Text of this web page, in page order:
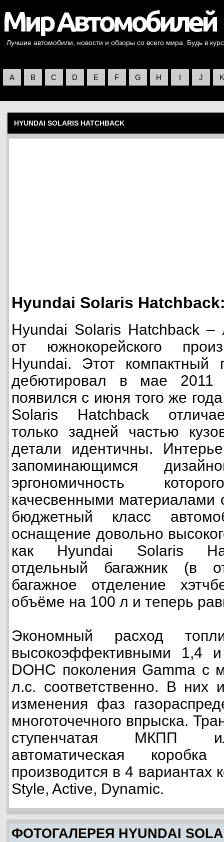
Лучшие автомобили, новости и обзоры со всего мира. Будь в
A B C D E F G H I J K
HYUNDAI SOLARIS HATCHBACK
Hyundai Solaris
Hyundai Solaris Hatchback –
от южнокорейского
Hyundai. Этот компактный
дебютировал в мае
появился с июня того же
Solaris Hatchback
только задней частью
детали идентичны.
запоминающимся
эргономичность
качесвенными материалами
бюджетный класс
оснащение довольно
как Hyundai Solaris
отдельный багажник (в
багажное отделение
объёме на 100 л и теперь
Экономный расход
высокоэффективными 1,4
DOHC поколения Gamma
л.с. соответственно. В них
изменения фаз
многоточечного впрыска.
ступенчатая МКПП
автоматическая
производится в 4 вариантах
Style, Active, Dynamic.
ФОТОГАЛЕРЕЯ HYUNDAI